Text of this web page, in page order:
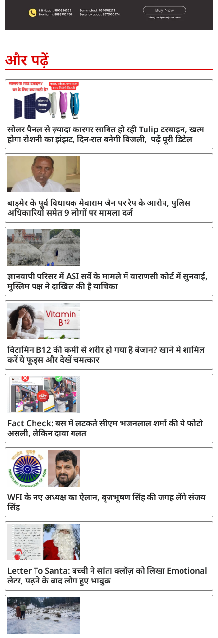
और पढ़ें
सोलर पैनल से ज़्यादा कारगर साबित हो रही Tulip टरबाइन, खत्म
होगा रोशनी का झंझट, दिन-रात बनेगी बिजली, पढ़ें पूरी डिटेल
बाड़मेर के पूर्व विधायक मेवाराम जैन पर रेप के आरोप, पुलिस
अधिकारियों समेत 9 लोगों पर मामला दर्ज
ज्ञानवापी परिसर में ASI सर्वे के मामले में वाराणसी कोर्ट में सुनवाई,
मुस्लिम पक्ष ने दाखिल की है याचिका
विटामिन B12 की कमी से शरीर हो गया है बेजान? खाने में शामिल
करें ये फूड्स और देखें चमत्कार
Fact Check: बस में लटकते सीएम भजनलाल शर्मा की ये फोटो
असली, लेकिन दावा गलत
WFI के नए अध्यक्ष का ऐलान, बृजभूषण सिंह की जगह लेंगे संजय
सिंह
Letter To Santa: बच्ची ने सांता क्लॉज़ को लिखा Emotional
लेटर, पढ़ने के बाद लोग हुए भावुक